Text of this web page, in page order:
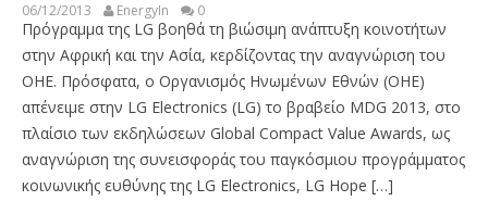
06/12/2013 EnergyIn 0
Πρόγραμμα της LG βοηθά τη βιώσιμη ανάπτυξη κοινοτήτων
στην Αφρική και την Ασία, κερδίζοντας την αναγνώριση του
ΟΗΕ. Πρόσφατα, ο Οργανισμός Ηνωμένων Εθνών (ΟΗΕ)
απένειμε στην LG Electronics (LG) το βραβείο MDG 2013, στο
πλαίσιο των εκδηλώσεων Global Compact Value Awards, ως
αναγνώριση της συνεισφοράς του παγκόσμιου προγράμματος
κοινωνικής ευθύνης της LG Electronics, LG Hope […]